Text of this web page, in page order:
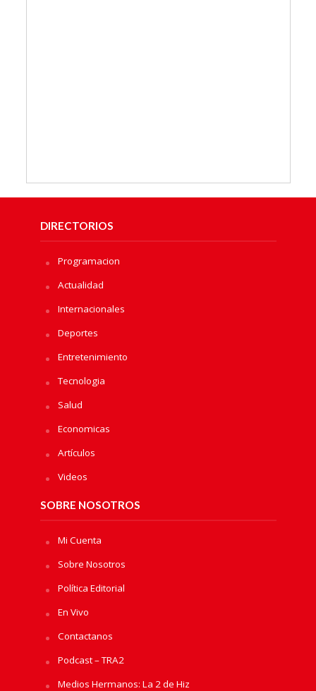
DIRECTORIOS
Programacion
Actualidad
Internacionales
Deportes
Entretenimiento
Tecnologia
Salud
Economicas
Artículos
Videos
SOBRE NOSOTROS
Mi Cuenta
Sobre Nosotros
Política Editorial
En Vivo
Contactanos
Podcast – TRA2
Medios Hermanos: La 2 de Hiz